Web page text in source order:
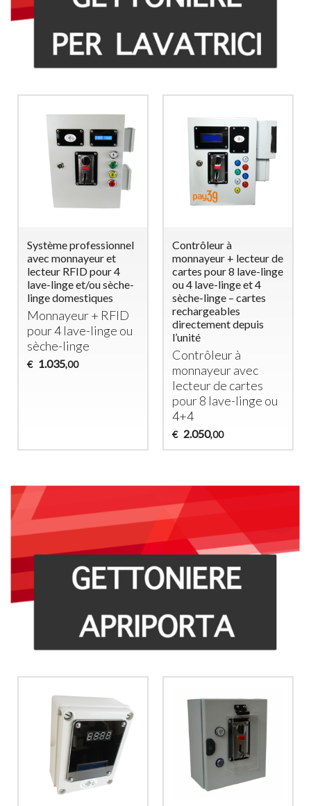
Système professionnel
avec monnayeur et
lecteur RFID pour 4
lave-linge et/ou sèche-
linge domestiques
Monnayeur + RFID
pour 4 lave-linge ou
sèche-linge
€ 1.035,00
Contrôleur à
monnayeur + lecteur de
cartes pour 8 lave-linge
ou 4 lave-linge et 4
sèche-linge – cartes
rechargeables
directement depuis
l’unité
Contrôleur à
monnayeur avec
lecteur de cartes
pour 8 lave-linge ou
4+4
€ 2.050,00